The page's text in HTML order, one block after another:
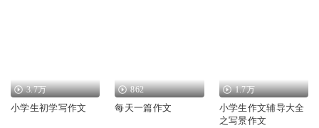
3.7万
小学生初学写作文
862
每天一篇作文
1.7万
小学生作文辅导大全
之写景作文